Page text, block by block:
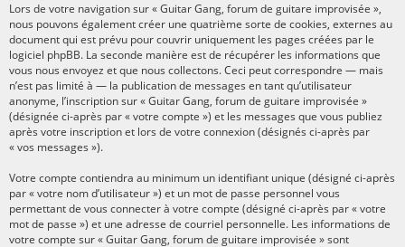
Lors de votre navigation sur « Guitar Gang, forum de guitare improvisée »,
nous pouvons également créer une quatrième sorte de cookies, externes au
document qui est prévu pour couvrir uniquement les pages créées par le
logiciel phpBB. La seconde manière est de récupérer les informations que
vous nous envoyez et que nous collectons. Ceci peut correspondre — mais
n’est pas limité à — la publication de messages en tant qu’utilisateur
anonyme, l’inscription sur « Guitar Gang, forum de guitare improvisée »
(désignée ci-après par « votre compte ») et les messages que vous publiez
après votre inscription et lors de votre connexion (désignés ci-après par
« vos messages »).
Votre compte contiendra au minimum un identifiant unique (désigné ci-après
par « votre nom d’utilisateur ») et un mot de passe personnel vous
permettant de vous connecter à votre compte (désigné ci-après par « votre
mot de passe ») et une adresse de courriel personnelle. Les informations de
votre compte sur « Guitar Gang, forum de guitare improvisée » sont